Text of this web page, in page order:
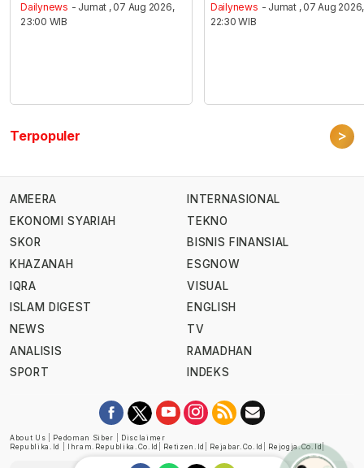
Dailynews - Jumat , 07 Aug 2026,
23:00 WIB
Dailynews - Jumat , 07 Aug 2026,
22:30 WIB
Terpopuler >
AMEERA
EKONOMI SYARIAH
SKOR
KHAZANAH
IQRA
ISLAM DIGEST
NEWS
ANALISIS
SPORT
INTERNASIONAL
TEKNO
BISNIS FINANSIAL
ESGNOW
VISUAL
ENGLISH
TV
RAMADHAN
INDEKS
About Us Pedoman Siber
Disclaimer
Republika.id
Ihram.republika.co.id Retizen.id Rejabar.co.id Rejogja.co.id |